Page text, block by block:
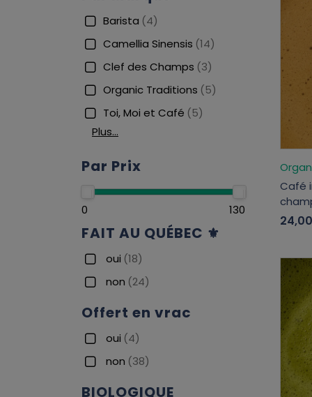
Barista (4)
Camellia Sinensis (14)
Clef des Champs (3)
Organic Traditions (5)
Toi, Moi et Café (5)
Plus…
Par Prix
0 130
FAIT AU QUÉBEC ⚜
oui (18)
non (24)
Offert en vrac
oui (4)
non (38)
BIOLOGIQUE
Café